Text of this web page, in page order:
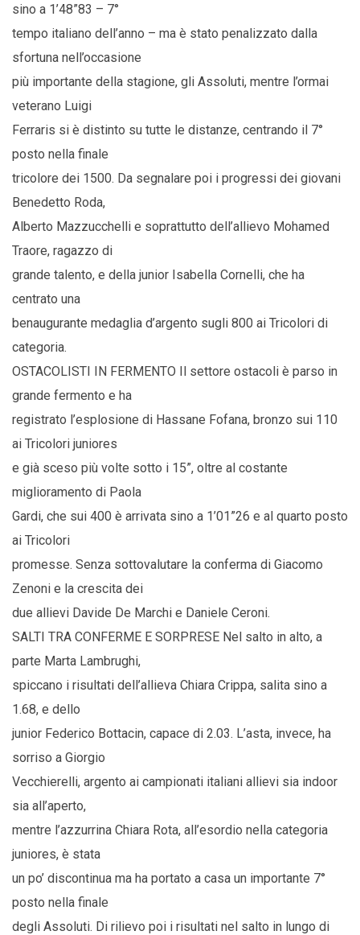
sino a 1’48”83 – 7°
tempo italiano dell’anno – ma è stato penalizzato dalla
sfortuna nell’occasione
più importante della stagione, gli Assoluti, mentre l’ormai
veterano Luigi
Ferraris si è distinto su tutte le distanze, centrando il 7°
posto nella finale
tricolore dei 1500. Da segnalare poi i progressi dei giovani
Benedetto Roda,
Alberto Mazzucchelli e soprattutto dell’allievo Mohamed
Traore, ragazzo di
grande talento, e della junior Isabella Cornelli, che ha
centrato una
benaugurante medaglia d’argento sugli 800 ai Tricolori di
categoria.
OSTACOLISTI IN FERMENTO Il settore ostacoli è parso in
grande fermento e ha
registrato l’esplosione di Hassane Fofana, bronzo sui 110
ai Tricolori juniores
e già sceso più volte sotto i 15”, oltre al costante
miglioramento di Paola
Gardi, che sui 400 è arrivata sino a 1’01”26 e al quarto posto
ai Tricolori
promesse. Senza sottovalutare la conferma di Giacomo
Zenoni e la crescita dei
due allievi Davide De Marchi e Daniele Ceroni.
SALTI TRA CONFERME E SORPRESE Nel salto in alto, a
parte Marta Lambrughi,
spiccano i risultati dell’allieva Chiara Crippa, salita sino a
1.68, e dello
junior Federico Bottacin, capace di 2.03. L’asta, invece, ha
sorriso a Giorgio
Vecchierelli, argento ai campionati italiani allievi sia indoor
sia all’aperto,
mentre l’azzurrina Chiara Rota, all’esordio nella categoria
juniores, è stata
un po’ discontinua ma ha portato a casa un importante 7°
posto nella finale
degli Assoluti. Di rilievo poi i risultati nel salto in lungo di